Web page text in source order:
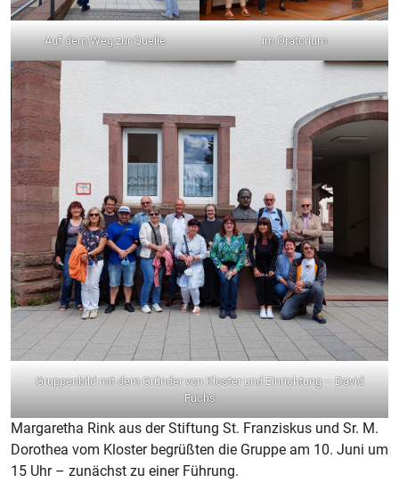
Auf dem Weg zur Quelle im Oratorium
Gruppenbild mit dem Gründer von Kloster und Einrichtung – David
Fuchs
Margaretha Rink aus der Stiftung St. Franziskus und Sr. M.
Dorothea vom Kloster begrüßten die Gruppe am 10. Juni um
15 Uhr – zunächst zu einer Führung.